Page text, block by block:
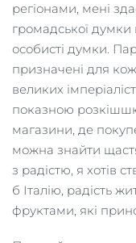
регіонами, мені
громадської
особисті думки.
призначені для
великих
показною
магазини, де
можна знайти
з радістю, я хотів
б Італію, радість
фруктами, які